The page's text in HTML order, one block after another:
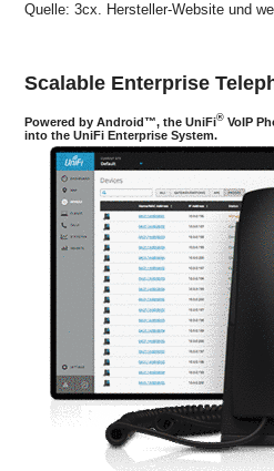
Quelle: 3cx. Hersteller-Website und
Scalable Enterprise
Powered by Android™, the UniFi® VoIP
into the UniFi Enterprise System.